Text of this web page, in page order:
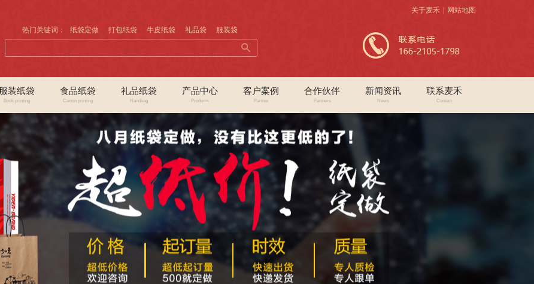
热门关键词： 纸袋定做 打包纸袋 牛皮纸袋 礼品袋 服装袋
关于麦禾 网站地图
服装纸袋
Book printing
食品纸袋
Carton printing
礼品纸袋
Handbag
产品中心
Products
客户案例
Partner
合作伙伴
Partners
新闻资讯
News
联系麦禾
Contact